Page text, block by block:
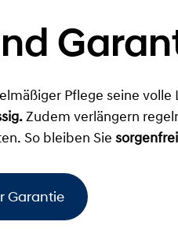
Pflege seine
Zudem verlängern
So bleiben Sie
Garantie